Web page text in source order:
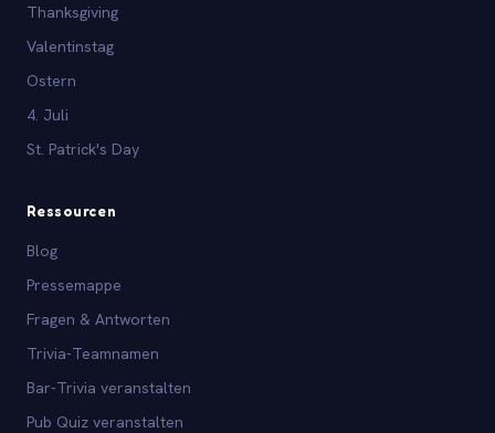
Thanksgiving
Valentinstag
Ostern
4. Juli
St. Patrick's Day
Ressourcen
Blog
Pressemappe
Fragen & Antworten
Trivia-Teamnamen
Bar-Trivia veranstalten
Pub Quiz veranstalten